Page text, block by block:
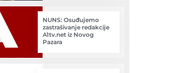
NUNS: Osuđujemo
zastrašivanje redakcije
A1tv.net iz Novog
Pazara